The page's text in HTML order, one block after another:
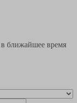
ближайшее время